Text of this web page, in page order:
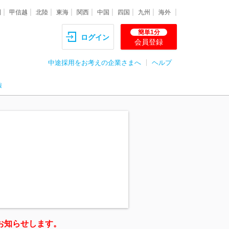
甲信越 北陸 東海 関西 中国 四国 九州 海外
ログイン
簡単1分
会員登録
中途採用をお考えの企業さまへ ヘルプ
らせします。